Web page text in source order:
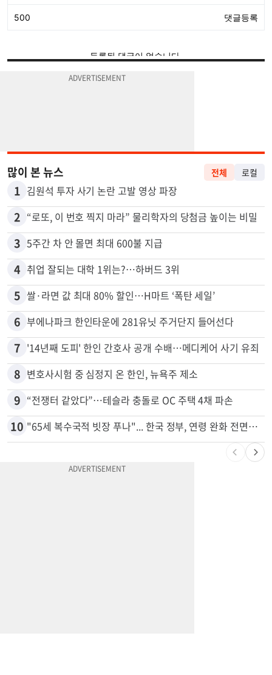
1 김원석 투자 사기 논란 고발 영상 파장
2 “로또, 이 번호 찍지 마라” 물리학자의 당첨금 높이는 비밀
3 5주간 차 안 몰면 최대 600불 지급
4 취업 잘되는 대학 1위는?…하버드 3위
5 쌀·라면 값 최대 80% 할인…H마트 ‘폭탄 세일’
6 부에나파크 한인타운에 281유닛 주거단지 들어선다
7 '14년째 도피' 한인 간호사 공개 수배…메디케어 사기 유죄
8 변호사시험 중 심정지 온 한인, 뉴욕주 제소
9 “전쟁터 같았다”…테슬라 충돌로 OC 주택 4채 파손
"65세 복수국적 빗장 푸나"... 한국 정부, 연령 완화 전면 추진